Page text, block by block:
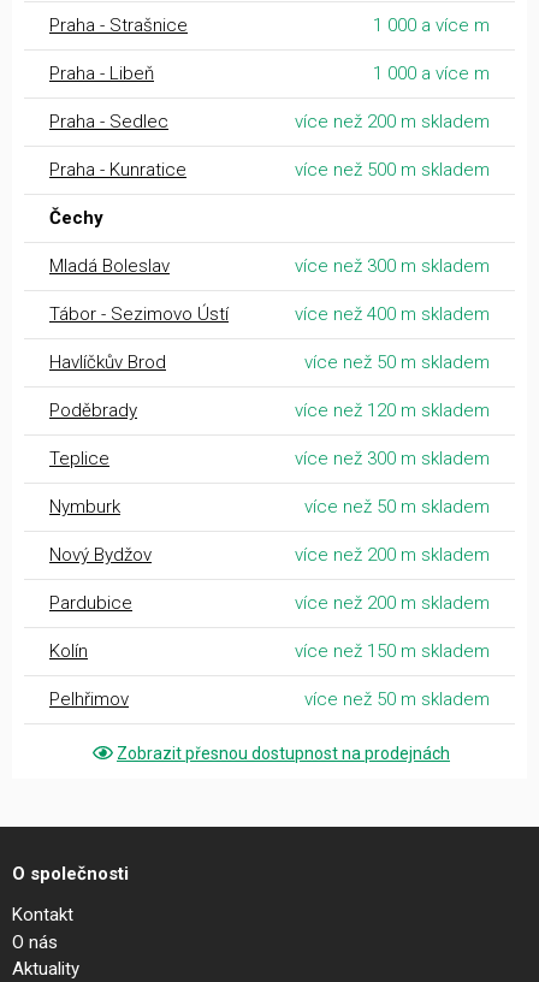
Praha - Strašnice 1 000 a více m
Praha - Libeň 1 000 a více m
Praha - Sedlec více než 200 m skladem
Praha - Kunratice více než 500 m skladem
Čechy
Mladá Boleslav více než 300 m skladem
Tábor - Sezimovo Ústí více než 400 m skladem
Havlíčkův Brod více než 50 m skladem
Poděbrady více než 120 m skladem
Teplice více než 300 m skladem
Nymburk více než 50 m skladem
Nový Bydžov více než 200 m skladem
Pardubice více než 200 m skladem
Kolín více než 150 m skladem
Pelhřimov více než 50 m skladem
Zobrazit přesnou dostupnost na prodejnách
O společnosti
Kontakt
O nás
Aktuality